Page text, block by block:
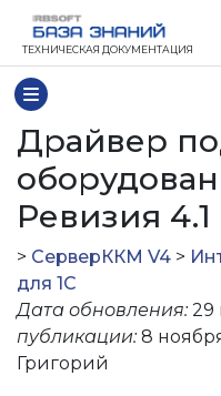
ТЕХНИЧЕСКАЯ ДОКУМЕНТАЦИЯ
2.2-4.4)
4.7
1С на базе
Драйвер
Ревизия 4.1
> СерверККМ V4 >
для 1С
Дата обновления: 29
публикации: 8
Григорий